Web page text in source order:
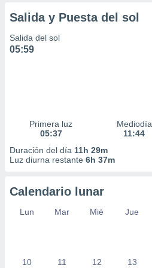
contenido
medir el
el
de
de
uso de
Salida y Puesta del sol
Salida del sol
05:59
Primera luz
05:37
Mediodía
11:44
Duración del día 11h 29m
Luz diurna restante 6h 37m
Calendario lunar
Lun Mar Mié Jue
10 11 12 13